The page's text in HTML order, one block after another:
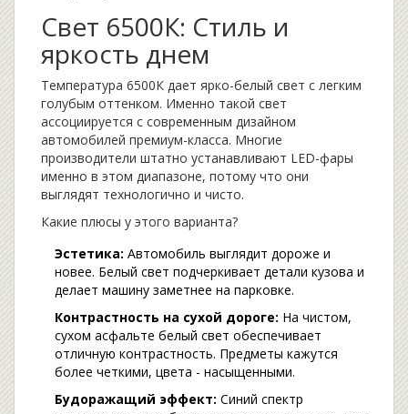
Свет 6500К: Стиль и
яркость днем
Температура 6500К дает ярко-белый свет с легким
голубым оттенком. Именно такой свет
ассоциируется с современным дизайном
автомобилей премиум-класса. Многие
производители штатно устанавливают LED-фары
именно в этом диапазоне, потому что они
выглядят технологично и чисто.
Какие плюсы у этого варианта?
Эстетика: Автомобиль выглядит дороже и
новее. Белый свет подчеркивает детали кузова и
делает машину заметнее на парковке.
Контрастность на сухой дороге: На чистом,
сухом асфальте белый свет обеспечивает
отличную контрастность. Предметы кажутся
более четкими, цвета - насыщенными.
Будоражащий эффект: Синий спектр